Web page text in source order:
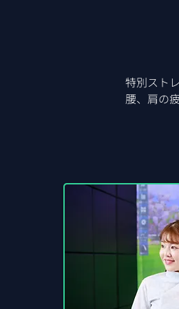
特別スト
腰、肩の